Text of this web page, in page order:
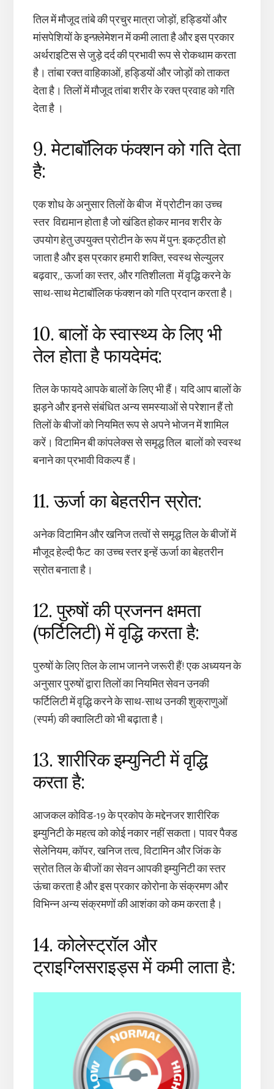
तिल में मौजूद तांबे की प्रचुर मात्रा जोड़ों, हड्डियों और
मांसपेशियों के इन्फ़्लेमेशन में कमी लाता है और इस प्रकार
अर्थराइटिस से जुड़े दर्द की प्रभावी रूप से रोकथाम करता
है। तांबा रक्त वाहिकाओं, हड्डियों और जोड़ों को ताकत
देता है। तिलों में मौजूद तांबा शरीर के रक्त प्रवाह को गति
देता है ।
9. मेटाबॉलिक फंक्शन को गति देता
है:
एक शोध के अनुसार तिलों के बीज में प्रोटीन का उच्च
स्तर विद्यमान होता है जो खंडित होकर मानव शरीर के
उपयोग हेतु उपयुक्त प्रोटीन के रूप में पुन: इकट्ठीत हो
जाता है और इस प्रकार हमारी शक्ति, स्वस्थ सेल्युलर
बढ़वार,, ऊर्जा का स्तर, और गतिशीलता में वृद्धि करने के
साथ-साथ मेटाबॉलिक फंक्शन को गति प्रदान करता है।
10. बालों के स्वास्थ्य के लिए भी
तेल होता है फायदेमंद:
तिल के फायदे आपके बालों के लिए भी हैं। यदि आप बालों के
झड़ने और इनसे संबंधित अन्य समस्याओं से परेशान हैं तो
तिलों के बीजों को नियमित रूप से अपने भोजन में शामिल
करें। विटामिन बी कांपलेक्स से समृद्ध तिल बालों को स्वस्थ
बनाने का प्रभावी विकल्प हैं।
11. ऊर्जा का बेहतरीन स्रोत:
अनेक विटामिन और खनिज तत्वों से समृद्ध तिल के बीजों में
मौजूद हेल्दी फैट का उच्च स्तर इन्हें ऊर्जा का बेहतरीन
स्रोत बनाता है।
12. पुरुषों की प्रजनन क्षमता
(फर्टिलिटी) में वृद्धि करता है:
पुरुषों के लिए तिल के लाभ जानने जरूरी हैं! एक अध्ययन के
अनुसार पुरुषों द्वारा तिलों का नियमित सेवन उनकी
फर्टिलिटी में वृद्धि करने के साथ-साथ उनकी शुक्राणुओं
(स्पर्म) की क्वालिटी को भी बढ़ाता है।
13. शारीरिक इम्युनिटी में वृद्धि
करता है:
आजकल कोविड-19 के प्रकोप के मद्देनजर शारीरिक
इम्युनिटी के महत्व को कोई नकार नहीं सकता। पावर पैक्ड
सेलेनियम, कॉपर, खनिज तत्व, विटामिन और जिंक के
स्रोत तिल के बीजों का सेवन आपकी इम्युनिटी का स्तर
ऊंचा करता है और इस प्रकार कोरोना के संक्रमण और
विभिन्न अन्य संक्रमणों की आशंका को कम करता है।
14. कोलेस्ट्रॉल और
ट्राइग्लिसराइड्स में कमी लाता है: